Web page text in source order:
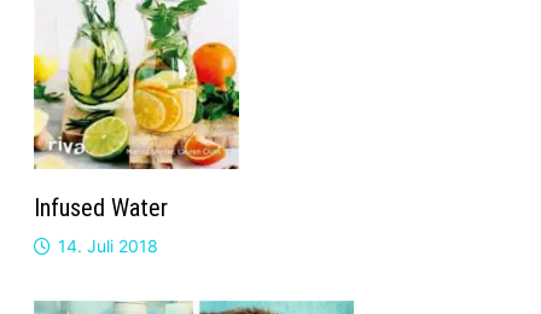
Infused Water
14. Juli 2018